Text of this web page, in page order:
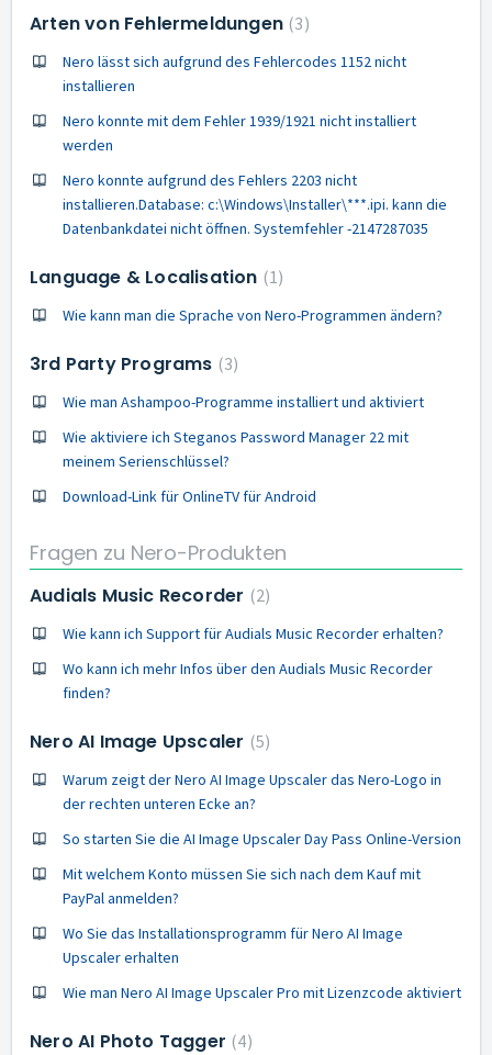
Arten von Fehlermeldungen 3
Nero lässt sich aufgrund des Fehlercodes 1152 nicht
installieren
Nero konnte mit dem Fehler 1939/1921 nicht installiert
werden
Nero konnte aufgrund des Fehlers 2203 nicht
installieren.Database: c:\Windows\Installer\***.ipi. kann die
Datenbankdatei nicht öffnen. Systemfehler -2147287035
Language & Localisation 1
Wie kann man die Sprache von Nero-Programmen ändern?
3rd Party Programs 3
Wie man Ashampoo-Programme installiert und aktiviert
Wie aktiviere ich Steganos Password Manager 22 mit
meinem Serienschlüssel?
Download-Link für OnlineTV für Android
Fragen zu Nero-Produkten
Audials Music Recorder 2
Wie kann ich Support für Audials Music Recorder erhalten?
Wo kann ich mehr Infos über den Audials Music Recorder
finden?
Nero AI Image Upscaler 5
Warum zeigt der Nero AI Image Upscaler das Nero-Logo in
der rechten unteren Ecke an?
So starten Sie die AI Image Upscaler Day Pass Online-Version
Mit welchem Konto müssen Sie sich nach dem Kauf mit
PayPal anmelden?
Wo Sie das Installationsprogramm für Nero AI Image
Upscaler erhalten
Wie man Nero AI Image Upscaler Pro mit Lizenzcode aktiviert
Nero AI Photo Tagger 4